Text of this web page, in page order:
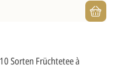
Sorten Früchtetee à